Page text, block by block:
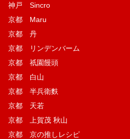
神戸 Sincro
京都 Maru
京都 丹
京都 リンデンバーム
京都 祇園饅頭
京都 白山
京都 半兵衛麩
京都 天若
京都 上賀茂 秋山
京都 京の推しレシピ